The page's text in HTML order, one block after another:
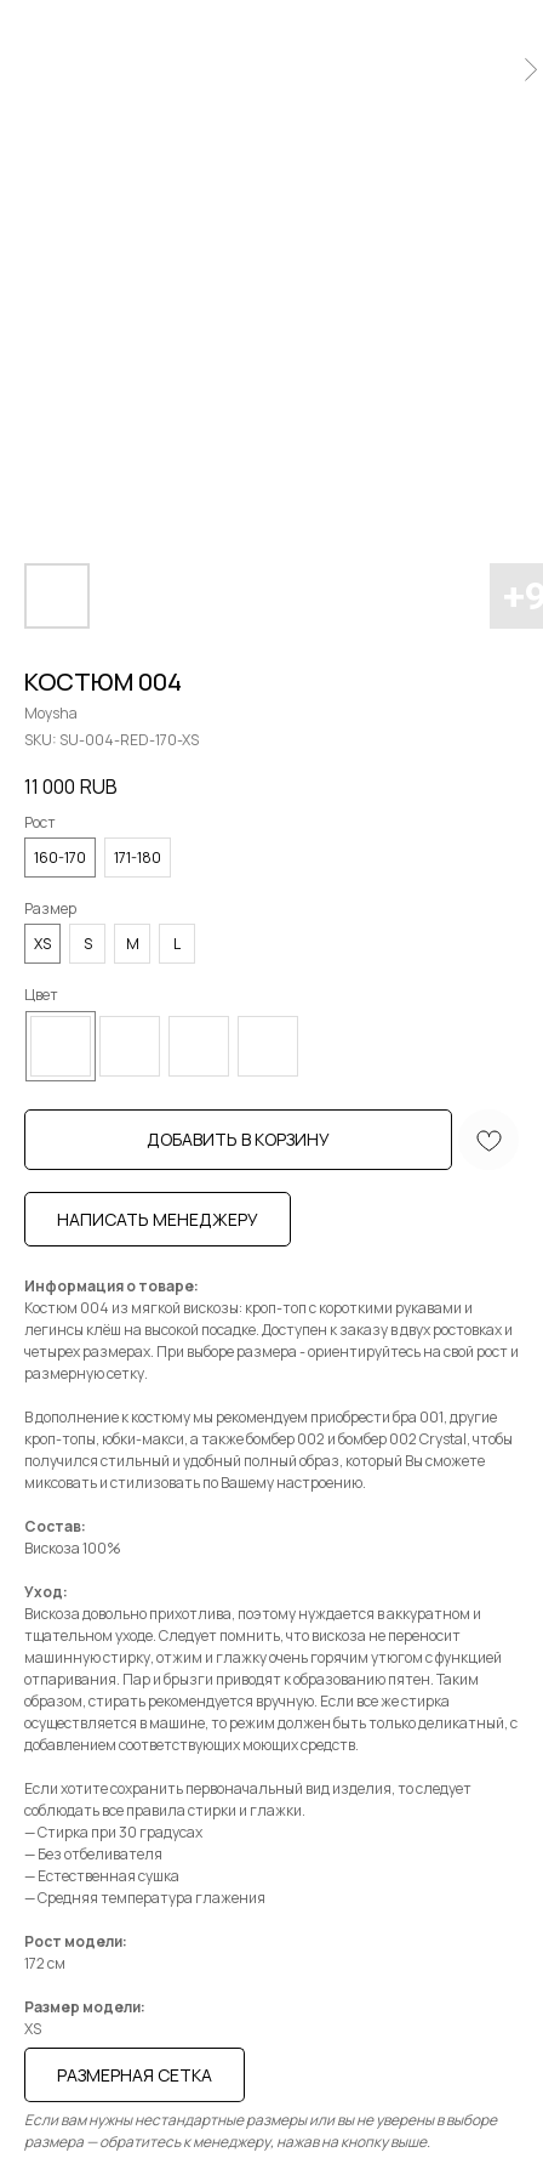
КОСТЮМ 004
Moysha
SKU: SU-004-RED-170-XS
11 000 RUB
Рост
160-170
171-180
Размер
XS
S M L
Цвет
ДОБАВИТЬ В КОРЗИНУ
НАПИСАТЬ МЕНЕДЖЕРУ
Информация о товаре:
Костюм 004 из мягкой вискозы: кроп-топ с короткими рукавами и
легинсы клёш на высокой посадке. Доступен к заказу в двух ростовках и
четырех размерах. При выборе размера - ориентируйтесь на свой рост и
размерную сетку.
В дополнение к костюму мы рекомендуем приобрести бра 001, другие
кроп-топы, юбки-макси, а также бомбер 002 и бомбер 002 Crystal, чтобы
получился стильный и удобный полный образ, который Вы сможете
миксовать и стилизовать по Вашему настроению.
Состав:
Вискоза 100%
Уход:
Вискоза довольно прихотлива, поэтому нуждается в аккуратном и
тщательном уходе. Следует помнить, что вискоза не переносит
машинную стирку, отжим и глажку очень горячим утюгом с функцией
отпаривания. Пар и брызги приводят к образованию пятен. Таким
образом, стирать рекомендуется вручную. Если все же стирка
осуществляется в машине, то режим должен быть только деликатный, с
добавлением соответствующих моющих средств.
Если хотите сохранить первоначальный вид изделия, то следует
соблюдать все правила стирки и глажки.
— Стирка при 30 градусах
— Без отбеливателя
— Естественная сушка
— Средняя температура глажения
Рост модели:
172 см
Размер модели:
XS
РАЗМЕРНАЯ СЕТКА
Если вам нужны нестандартные размеры или вы не уверены в выборе
размера — обратитесь к менеджеру, нажав на кнопку выше.